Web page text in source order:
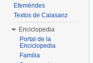
Efemérides
Textos de Calasanz
Enciclopedia
Portal de la
Enciclopedia
Familia